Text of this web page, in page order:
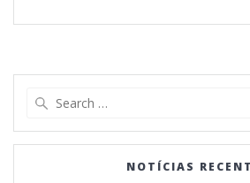
NOTÍCIAS